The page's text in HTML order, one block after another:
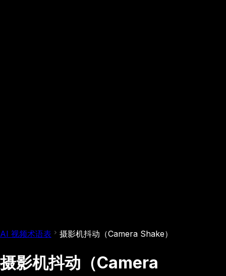
AI 视频术语表 摄影机抖动（Camera Shake）
摄影机抖动（Camera